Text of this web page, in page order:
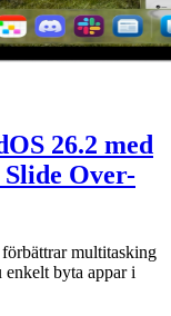
26.2 med
Over-
multitasking
byta appar i